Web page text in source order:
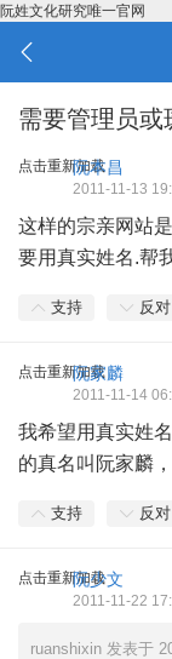
阮姓文化研究唯一官网
需要管理员或
点击重新加载
阮本昌
2011-11-13
这样的宗亲网站
要用真实姓名.帮
支持 反对
点击重新加载
阮家麟
2011-11-14
我希望用真实姓
的真名叫阮家麟，
支持 反对
点击重新加载
阮少文
2011-11-22
ruanshixin 发表于